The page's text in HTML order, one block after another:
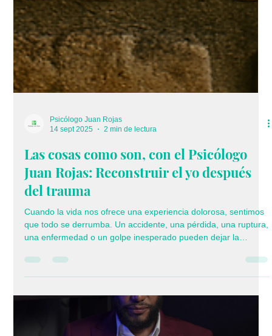
Psicólogo Juan Rojas
Las cosas como son, con el Psicólogo
Juan Rojas: Reconstruir el yo después
Cuando la vida nos ofrece una experiencia dolorosa, sentimos